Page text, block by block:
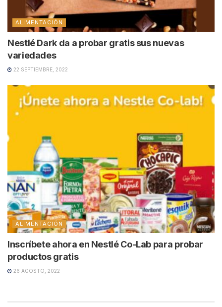
ALIMENTACIÓN
Nestlé Dark da a probar gratis sus nuevas
variedades
22 SEPTIEMBRE, 2022
ALIMENTACIÓN
Inscríbete ahora en Nestlé Co-Lab para probar
productos gratis
26 AGOSTO, 2022